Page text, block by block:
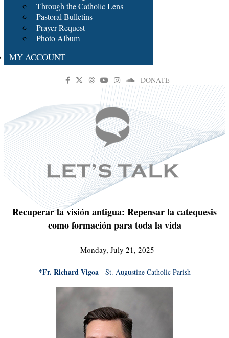
Through the Catholic Lens
Pastoral Bulletins
Prayer Request
Photo Album
MY ACCOUNT
DONATE
Recuperar la visión antigua: Repensar la catequesis
como formación para toda la vida
Monday, July 21, 2025
*Fr. Richard Vigoa - St. Augustine Catholic Parish